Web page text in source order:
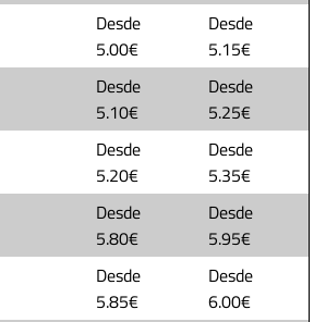
Desde
5.00€
Desde
5.15€
Desde
5.10€
Desde
5.25€
Desde
5.20€
Desde
5.35€
Desde
5.80€
Desde
5.95€
Desde
5.85€
Desde
6.00€